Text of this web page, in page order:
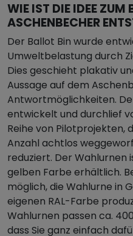
WIE IST DIE IDEE ZUM
ASCHENBECHER
Der Ballot Bin wurde
Umweltbelastung durch
Dies geschieht plakativ
Aussage auf dem
Antwortmöglichkeiten.
entwickelt und durchlief
Reihe von Pilotprojekten,
Anzahl achtlos
reduziert. Der Wahlurnen
gelben Farbe erhältlich.
möglich, die Wahlurne in
eigenen RAL-Farbe
Wahlurnen passen ca.
dass Sie ganz einfach